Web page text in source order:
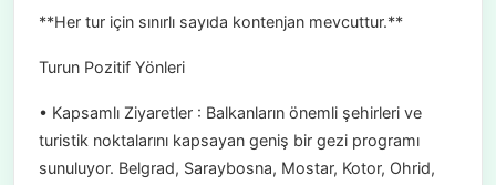
**Her tur için sınırlı sayıda kontenjan mevcuttur.**
Turun Pozitif Yönleri
• Kapsamlı Ziyaretler : Balkanların önemli şehirleri ve
turistik noktalarını kapsayan geniş bir gezi programı
sunuluyor. Belgrad, Saraybosna, Mostar, Kotor, Ohrid,